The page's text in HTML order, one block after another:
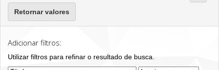
Retornar valores
Adicionar filtros:
Utilizar filtros para refinar o resultado de busca.